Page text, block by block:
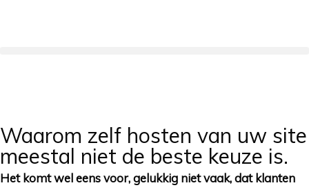
Waarom zelf hosten van uw site
meestal niet de beste keuze is.
Het komt wel eens voor, gelukkig niet vaak, dat klanten